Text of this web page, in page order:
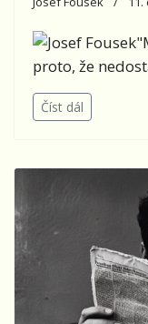
proto, že
Číst dál